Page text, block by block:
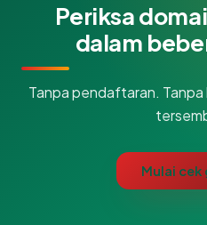
Periksa
dalam
Tanpa pendaftaran.
Mulai